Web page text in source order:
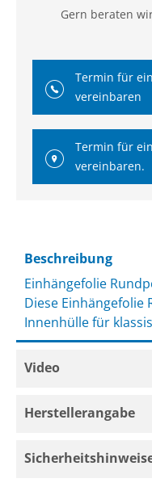
Gern beraten
Termin für
vereinbaren
Termin für
vereinbaren.
Beschreibung
Einhängefolie
Diese Einhängefolie
Innenhülle für
Video
Herstellerangabe